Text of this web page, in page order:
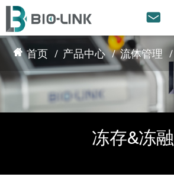

首页 产品中心 流体管理
冻存&冻融